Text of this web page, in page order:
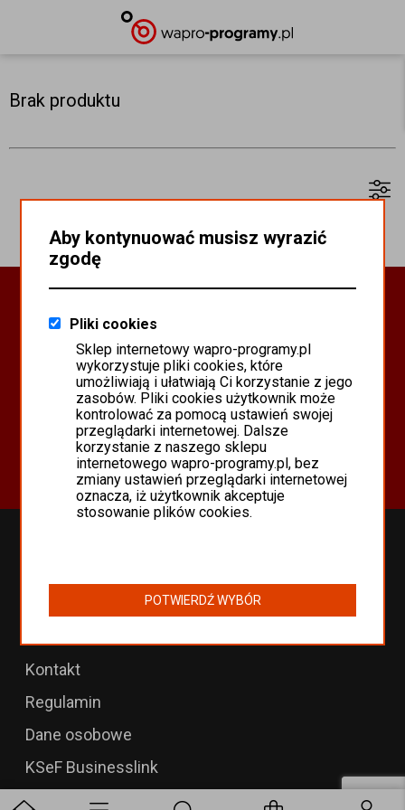
Brak produktu
PROGRAMY WAPRO ERP
PROGRAMY MISTRAL
SYSTEM SCANMAG
Oferta
Programy Asseco WAPRO
Odnowienia 365 i aktualizacje
Programy WAPRO
Kontakt
Regulamin
Dane osobowe
KSeF Businesslink
Aby kontynuować musisz wyrazić
zgodę
Pliki cookies
Sklep internetowy wapro-programy.pl
wykorzystuje pliki cookies, które
umożliwiają i ułatwiają Ci korzystanie z jego
zasobów. Pliki cookies użytkownik może
kontrolować za pomocą ustawień swojej
przeglądarki internetowej. Dalsze
korzystanie z naszego sklepu
internetowego wapro-programy.pl, bez
zmiany ustawień przeglądarki internetowej
oznacza, iż użytkownik akceptuje
stosowanie plików cookies.
POTWIERDŹ WYBÓR